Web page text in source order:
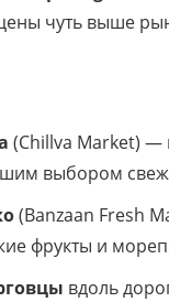
чуть выше
(Chillva Market) —
выбором
(Banzaan Fresh
фрукты и
вдоль